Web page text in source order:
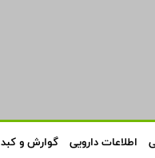
اطلاعات دارویی گوارش و کبد